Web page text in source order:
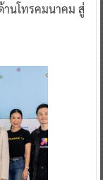
านโทรคมนาคม สู่